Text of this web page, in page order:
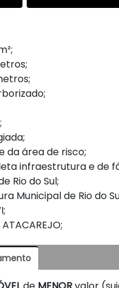
da área de risco;
infraestrutura e de
Rio do Sul;
Municipal de Rio do